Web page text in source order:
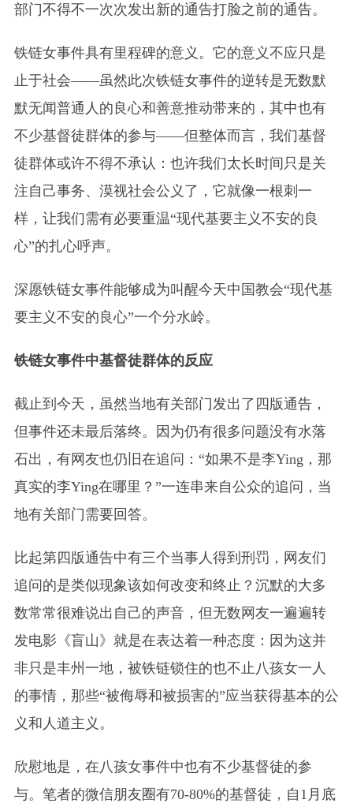
部门不得不一次次发出新的通告打脸之前的通告。
铁链女事件具有里程碑的意义。它的意义不应只是
止于社会——虽然此次铁链女事件的逆转是无数默
默无闻普通人的良心和善意推动带来的，其中也有
不少基督徒群体的参与——但整体而言，我们基督
徒群体或许不得不承认：也许我们太长时间只是关
注自己事务、漠视社会公义了，它就像一根刺一
样，让我们需有必要重温“现代基要主义不安的良
心”的扎心呼声。
深愿铁链女事件能够成为叫醒今天中国教会“现代基
要主义不安的良心”一个分水岭。
铁链女事件中基督徒群体的反应
截止到今天，虽然当地有关部门发出了四版通告，
但事件还未最后落终。因为仍有很多问题没有水落
石出，有网友也仍旧在追问：“如果不是李Ying，那
真实的李Ying在哪里？”一连串来自公众的追问，当
地有关部门需要回答。
比起第四版通告中有三个当事人得到刑罚，网友们
追问的是类似现象该如何改变和终止？沉默的大多
数常常很难说出自己的声音，但无数网友一遍遍转
发电影《盲山》就是在表达着一种态度：因为这并
非只是丰州一地，被铁链锁住的也不止八孩女一人
的事情，那些“被侮辱和被损害的”应当获得基本的公
义和人道主义。
欣慰地是，在八孩女事件中也有不少基督徒的参
与。笔者的微信朋友圈有70-80%的基督徒，自1月底